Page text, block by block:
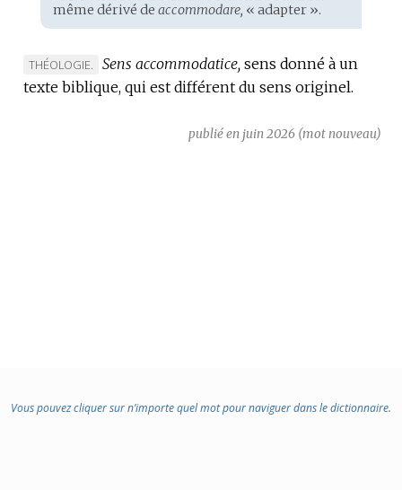
même dérivé de accommodare, « adapter ».
MARQUE
DE
THÉOLOGIE. Sens accommodatice, sens donné à un
texte biblique, qui est différent du sens originel.
publié en juin 2026 (mot nouveau)
Vous pouvez cliquer sur n’importe quel mot pour naviguer dans le dictionnaire.